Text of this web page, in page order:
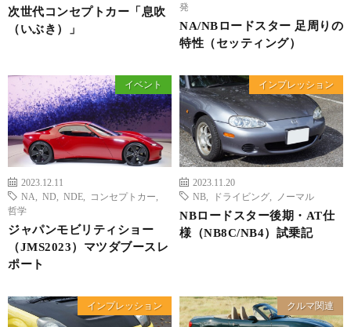
次世代コンセプトカー「息吹
（いぶき）」
発
NA/NBロードスター 足周りの
特性（セッティング）
イベント
2023.12.11
NA
ND NDE コンセプトカー
哲学
ジャパンモビリティショー
（JMS2023）マツダブースレ
ポート
インプレッション
2023.11.20
NB
ドライビング ノーマル
NBロードスター後期・AT仕
様（NB8C/NB4）試乗記
インプレッション クルマ関連